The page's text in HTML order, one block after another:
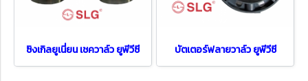
ซิงเกิลยูเนี่ยน เชควาล์ว ยูพีวีซี บัตเตอร์ฟลายวาล์ว ยูพีวีซี